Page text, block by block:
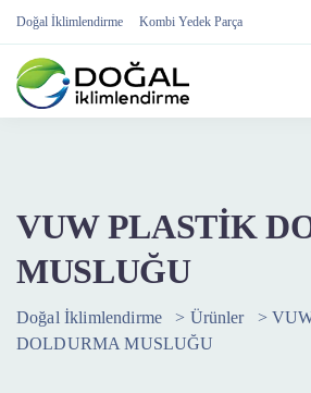
Doğal İklimlendirme Kombi Yedek Parça
VUW PLASTİK
MUSLUĞU
Doğal İklimlendirme > Ürünler >
DOLDURMA MUSLUĞU